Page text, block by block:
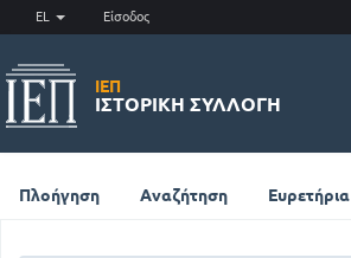
EL Είσοδος
ΙΕΠ
ΙΣΤΟΡΙΚΉ ΣΥΛΛΟΓΉ
Πλοήγηση Αναζήτηση Ευρετήρια